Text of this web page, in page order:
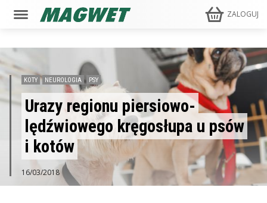
ZALOGUJ
KOTY NEUROLOGIA PSY
Urazy regionu piersiowo-
lędźwiowego kręgosłupa u psów
i kotów
16/03/2018